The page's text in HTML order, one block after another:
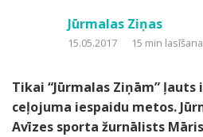
Jūrmalas Ziņas
15.05.2017 15 min
Tikai “Jūrmalas Ziņām”
ceļojuma iespaidu metos.
Avīzes sporta žurnālists